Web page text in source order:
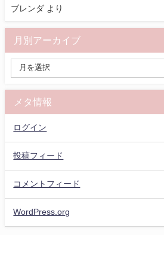
ブレンダ より
月別アーカイブ
メタ情報
ログイン
投稿フィード
コメントフィード
WordPress.org